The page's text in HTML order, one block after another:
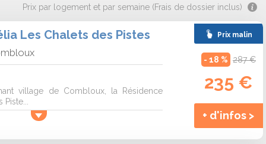
Prix par logement et par semaine (Frais de dossier inclus)
Les Chalets des Pistes
village de Combloux, la Résidence
Piste...
Prix malin
- 18 % 287 €
235 €
+ d'infos >